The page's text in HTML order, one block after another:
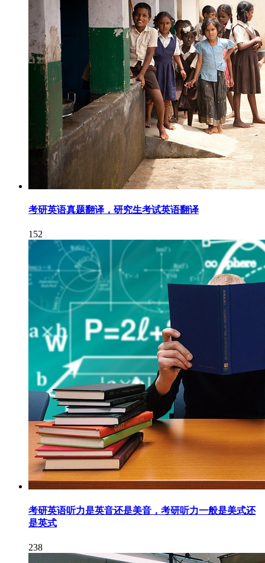
考研英语真题翻译，研究生考试英语翻译
152
考研英语听力是英音还是美音，考研听力一般是美式还
是英式
238